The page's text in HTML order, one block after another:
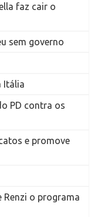
faz cair o
sem governo
Itália
PD contra os
e promove
o programa